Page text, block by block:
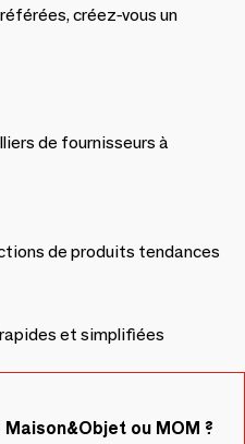
créez-vous un
de fournisseurs à
de produits tendances
et simplifiées
ou MOM ?